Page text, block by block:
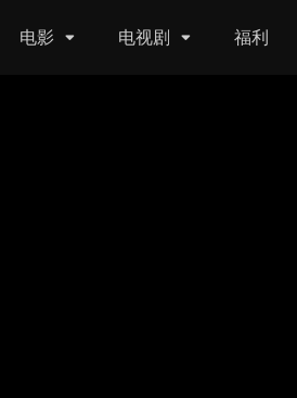
电影 电视剧 福利